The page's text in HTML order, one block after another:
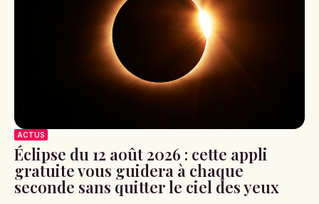
ACTUS
Ni Kate ni Camilla : voici la femme qui
n’hésite jamais à faire redescendre le
Prince William sur terre